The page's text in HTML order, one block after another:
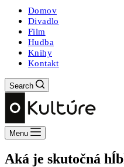
Domov
Divadlo
Film
Hudba
Knihy
Kontakt
Search
Menu
Aká je skutočná